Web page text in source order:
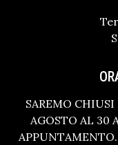
SAREMO CHIUSI
AGOSTO AL 30